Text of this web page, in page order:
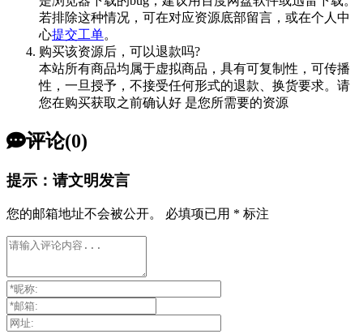
若排除这种情况，可在对应资源底部留言，或在个人中
心提交工单。
购买该资源后，可以退款吗?
本站所有商品均属于虚拟商品，具有可复制性，可传播
性，一旦授予，不接受任何形式的退款、换货要求。请
您在购买获取之前确认好 是您所需要的资源
评论(0)
提示：请文明发言
您的邮箱地址不会被公开。 必填项已用 * 标注